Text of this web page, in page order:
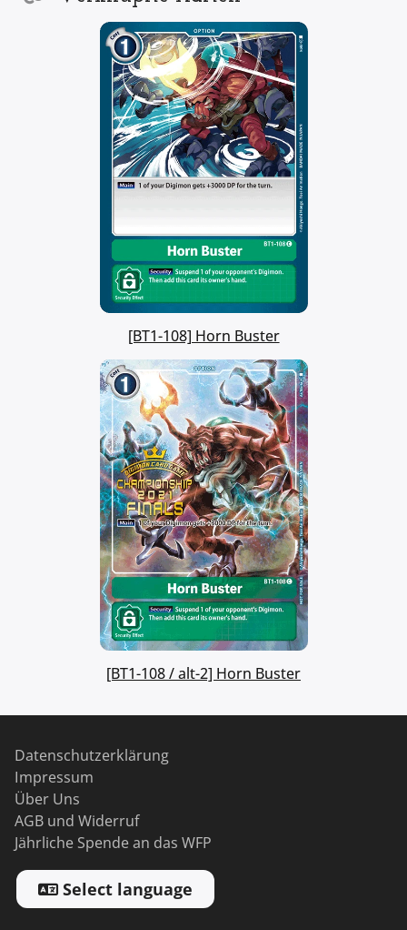
[BT1-108] Horn Buster
[BT1-108 / alt-2] Horn Buster
Datenschutzerklärung
Impressum
Über Uns
AGB und Widerruf
Jährliche Spende an das WFP
Select language